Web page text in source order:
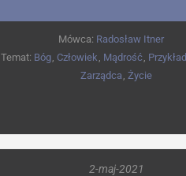
Mówca: Radosław Itner
Temat: Bóg, Człowiek , Mądrość , Przykład
Zarządca, Życie
2-maj-2021